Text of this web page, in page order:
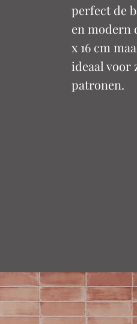
perfect de
en modern
x 16 cm
ideaal voor
patronen.